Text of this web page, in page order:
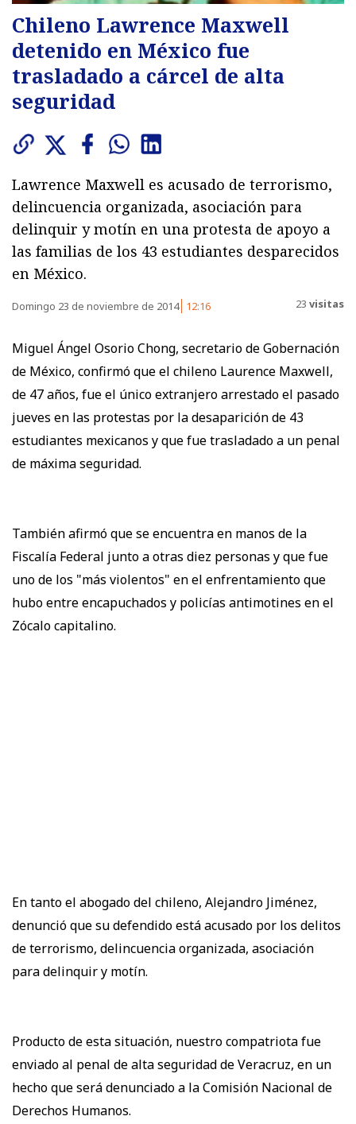
Chileno Lawrence Maxwell
detenido en México fue
trasladado a cárcel de alta
seguridad
Lawrence Maxwell es acusado de terrorismo,
delincuencia organizada, asociación para
delinquir y motín en una protesta de apoyo a
las familias de los 43 estudiantes desparecidos
en México.
Domingo 23 de noviembre de 2014 12:16 23 visitas
Miguel Ángel Osorio Chong, secretario de Gobernación
de México, confirmó que el chileno Laurence Maxwell,
de 47 años, fue el único extranjero arrestado el pasado
jueves en las protestas por la desaparición de 43
estudiantes mexicanos y que fue trasladado a un penal
de máxima seguridad.
También afirmó que se encuentra en manos de la
Fiscalía Federal junto a otras diez personas y que fue
uno de los "más violentos" en el enfrentamiento que
hubo entre encapuchados y policías antimotines en el
Zócalo capitalino.
En tanto el abogado del chileno, Alejandro Jiménez,
denunció que su defendido está acusado por los delitos
de terrorismo, delincuencia organizada, asociación
para delinquir y motín.
Producto de esta situación, nuestro compatriota fue
enviado al penal de alta seguridad de Veracruz, en un
hecho que será denunciado a la Comisión Nacional de
Derechos Humanos.